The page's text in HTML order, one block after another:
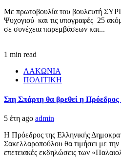
Με πρωτοβουλία του βουλευτή
Ψυχογιού και τις υπογραφές 25
σε συνέχεια παρεμβάσεων και...
1 min read
ΛΑΚΩΝΙΑ
ΠΟΛΙΤΙΚΗ
Στη Σπάρτη θα βρεθεί η Πρόεδρος
5 έτη ago admin
Η Πρόεδρος της Ελληνικής
Σακελλαροπούλου θα τιμήσει με την
επετειακές εκδηλώσεις των